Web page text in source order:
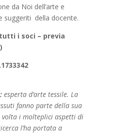
da Noi dell’arte e
suggeriti della docente.
i soci – previa
esperta d’arte tessile. La
fanno parte della sua
i molteplici aspetti di
l’ha portata a